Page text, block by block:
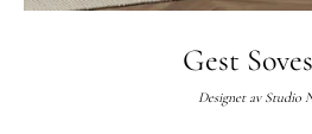
Gest
Designet av Studio